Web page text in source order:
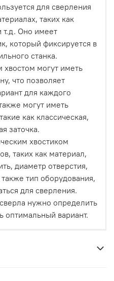
для сверления
таких как
т.д. Оно имеет
который фиксируется в
станка.
могут иметь
что позволяет
для каждого
могут иметь
как классическая,
заточка.
хвостиком
таких как материал,
диаметр отверстия,
тип оборудования,
для сверления.
нужно определить
оптимальный вариант.